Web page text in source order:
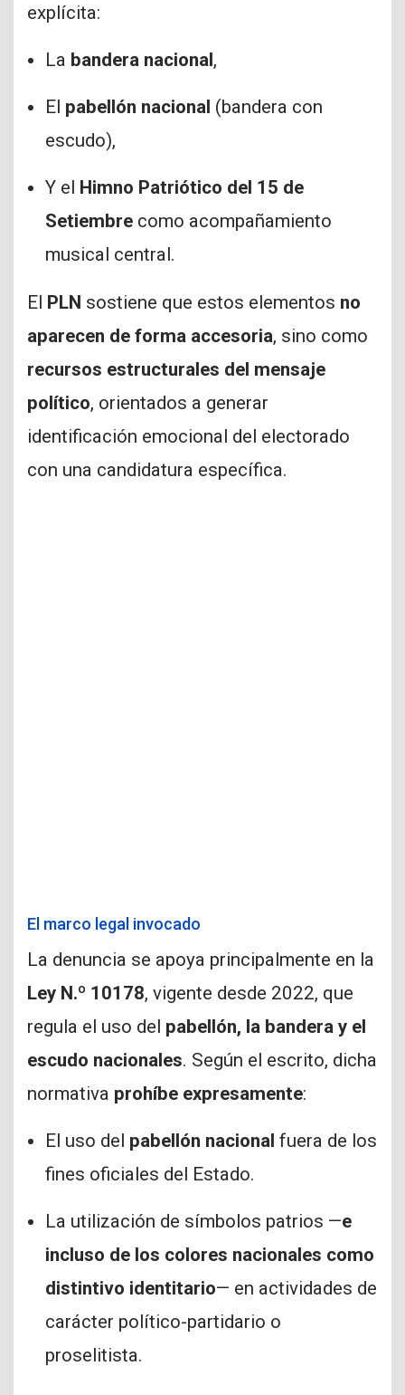
explícita:
La bandera nacional,
El pabellón nacional (bandera con
escudo),
Y el Himno Patriótico del 15 de
Setiembre como acompañamiento
musical central.
El PLN sostiene que estos elementos no
aparecen de forma accesoria, sino como
recursos estructurales del mensaje
político, orientados a generar
identificación emocional del electorado
con una candidatura específica.
El marco legal invocado
La denuncia se apoya principalmente en la
Ley N.º 10178, vigente desde 2022, que
regula el uso del pabellón, la bandera y el
escudo nacionales. Según el escrito, dicha
normativa prohíbe expresamente:
El uso del pabellón nacional fuera de los
fines oficiales del Estado.
La utilización de símbolos patrios —e
incluso de los colores nacionales como
distintivo identitario— en actividades de
carácter político-partidario o
proselitista.